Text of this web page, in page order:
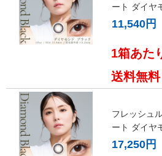
ート ダイヤ
11,540円
1箱あた
送料無料
フレッシュ
ート ダイヤ
17,250円